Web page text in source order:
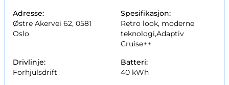
Adresse:
Østre Akervei 62, 0581
Oslo
Spesifikasjon:
Retro look, moderne
teknologi,Adaptiv
Cruise++
Drivlinje:
Forhjulsdrift
Batteri:
40 kWh